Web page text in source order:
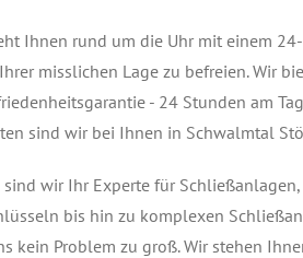
Ihnen rund um die Uhr mit einem
misslichen Lage zu befreien. Wir
- 24 Stunden am
sind wir bei Ihnen in Schwalmtal
wir Ihr Experte für
bis hin zu komplexen
kein Problem zu groß. Wir stehen